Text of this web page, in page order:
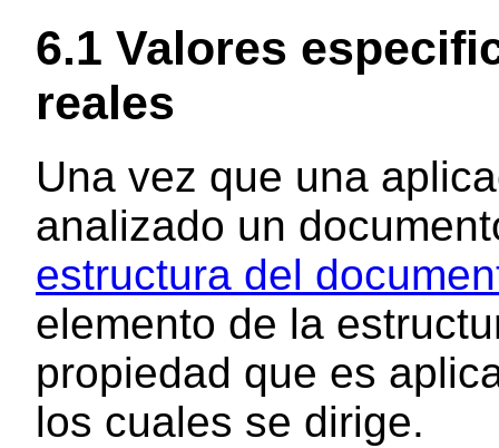
6.1 Valores
reales
Una vez que una
analizado un
estructura del
elemento de la
propiedad que es
los cuales se dirige.